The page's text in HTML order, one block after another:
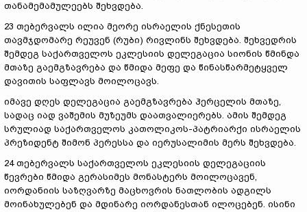
თანამემამულეებს შეხვდება.
23 თებერვალს ილია მეორე ისრაელის ქნესეთის
თავმჯდომარე რეუვენ (რუბი) რივლინს შეხვდება. შეხვედრის
შემდეგ საქართველოს ეკლესიის დელეგაცია სიონის წმინდა
მთაზე გაემგზავრება და წმიდა მეფე და წინასწარმეტყველ
დავითის საფლავს მოილოცავს.
იმავე დღეს დელეგაცია გაემგზავრება ჰერცელის მთაზე,
სადაც იად ვაშემის მუზეუმს დაათვალიერებს. ამის შემდეგ
სრულიად საქართველოს კათოლიკოს-პატრიარქი ისრაელის
პრეზიდენტ შიმონ პერესსა და იერუსალიმის მერს შეხვდება.
24 თებერვალს საქართველოს ეკლესიის დელეგაციის
წევრები წმიდა გერასიმეს მონასტერს მოილოცავენ,
იორდანიის საზღვარზე მაცხოვრის ნათლობის ადგილს
მოინახულებენ და მდინარე იორდანესთან ილოცებენ. ისინი